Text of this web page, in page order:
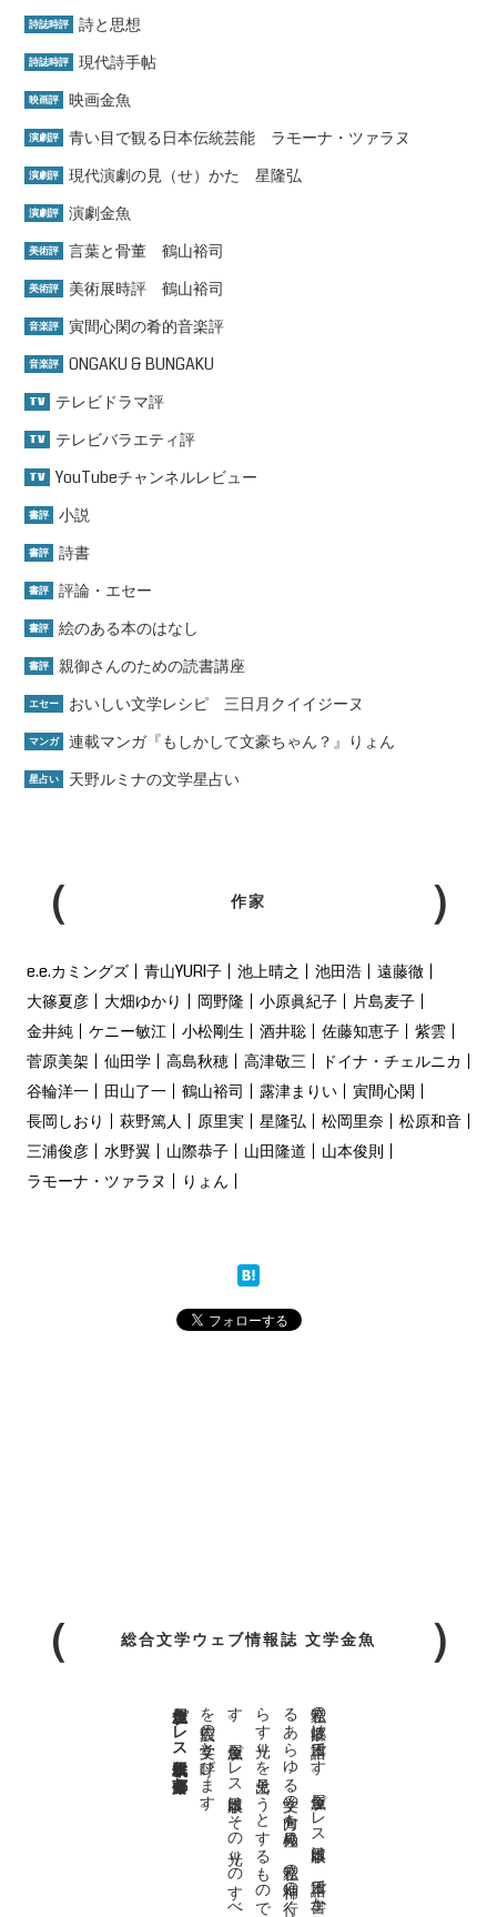
詩誌時評 詩と思想
詩誌時評 現代詩手帖
映画評 映画金魚
演劇評 青い目で観る日本伝統芸能 ラモーナ・ツァラヌ
演劇評 現代演劇の見（せ）かた 星隆弘
演劇評 演劇金魚
美術評 言葉と骨董 鶴山裕司
美術評 美術展時評 鶴山裕司
音楽評 寅間心閑の肴的音楽評
音楽評 ONGAKU & BUNGAKU
TV テレビドラマ評
TV テレビバラエティ評
TV YouTubeチャンネルレビュー
書評 小説
書評 詩書
書評 評論・エセー
書評 絵のある本のはなし
書評 親御さんのための読書講座
エセー おいしい文学レシピ 三日月クイイジーヌ
マンガ 連載マンガ『もしかして文豪ちゃん？』りょん
星占い 天野ルミナの文学星占い
作家
e.e.カミングズ 青山YURI子 池上晴之 池田浩
遠藤徹
大篠夏彦
大畑ゆかり 岡野隆 小原眞紀子
片島麦子
金井純
ケニー敏江 小松剛生 酒井聡 佐藤知恵子
紫雲
菅原美架
仙田学 高島秋穂 高津敬三
ドイナ・チェルニカ
谷輪洋一
田山了一 鶴山裕司 露津まりい
寅間心閑
長岡しおり
萩野篤人 原里実 星隆弘 松岡里奈
松原和音
三浦俊彦
水野翼 山際恭子 山田隆道
山本俊則
ラモーナ・ツァラヌ
りょん
総合文学ウェブ情報誌 文学金魚
私達の
故郷は
日本語で
す
。
金魚屋プ
レ
ス
日本版は
、
日本語で
書か
れ
る
あ
ら
ゆ
る
文学の
方向を
見極め
、
私達の
精神の
行く
末を
照
ら
す
光り
を
見出そ
う
と
す
る
も
の
で
す
。
金魚屋プ
レ
ス
日本版は
そ
の
光り
の
す
べ
て
を
広義の
文学と
呼び
ま
す
。
金魚屋プレス日本版代表 齋藤都